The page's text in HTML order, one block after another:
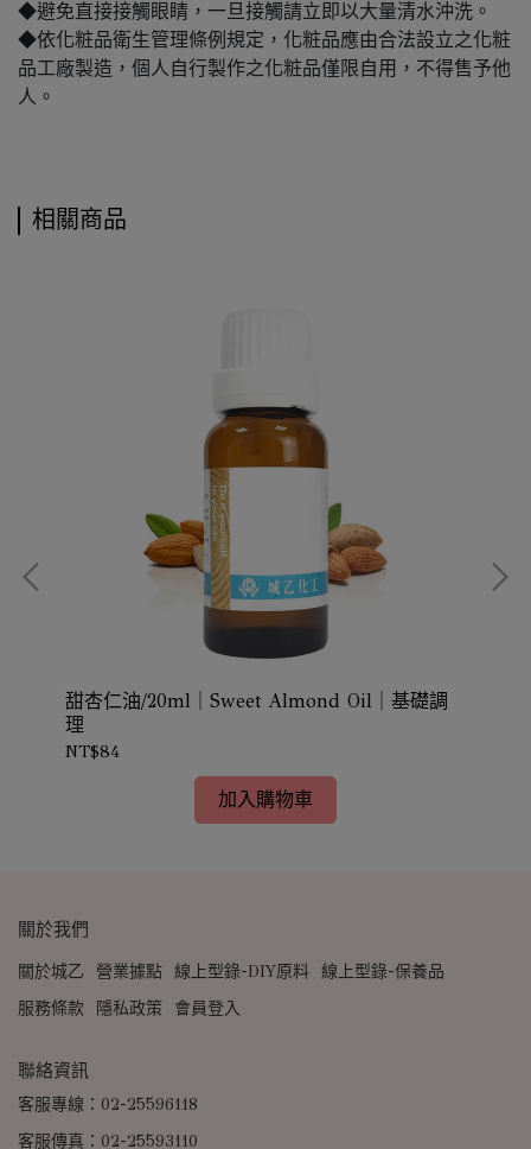
◆避免直接接觸眼睛，一旦接觸請立即以大量清水沖洗。
◆依化粧品衛生管理條例規定，化粧品應由合法設立之化粧
品工廠製造，個人自行製作之化粧品僅限自用，不得售予他
人。
相關商品
甜杏仁油/20ml｜Sweet Almond Oil｜基礎調
理
NT$84
加入購物車
關於我們
關於城乙 營業據點 線上型錄-DIY原料 線上型錄-保養品
服務條款
隱私政策 會員登入
聯絡資訊
客服專線：02-25596118
客服傳真：02-25593110